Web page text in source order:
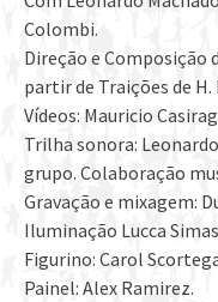
Colombi.
Direção e Composição
partir de Traições de H.
Vídeos: Mauricio
Trilha sonora:
grupo. Colaboração
Gravação e mixagem:
Iluminação Lucca
Figurino: Carol
Painel: Alex Ramirez.